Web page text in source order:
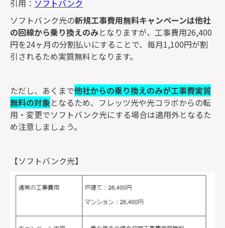
引用： ソフトバンク
ソフトバンク光の新規工事費用無料キャンペーンは他社
の回線から乗り換えのみとなりますが、工事費用26,400
円を24ヶ月の分割払いにすることで、毎月1,100円が割
引されるため実質無料となります。
ただし、あくまで他社からの乗り換えのみが工事費実質
無料の対象となるため、フレッツ光や光コラボからの転
用・変更でソフトバンク光にする場合は適用外となるた
め注意しましょう。
【ソフトバンク光】